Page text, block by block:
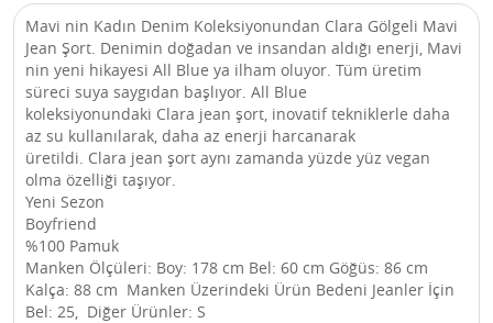
Mavi nin Kadın Denim Koleksiyonundan Clara Gölgeli Mavi
Jean Şort. Denimin doğadan ve insandan aldığı enerji, Mavi
nin yeni hikayesi All Blue ya ilham oluyor. Tüm üretim
süreci suya saygıdan başlıyor. All Blue
koleksiyonundaki Clara jean şort, inovatif tekniklerle daha
az su kullanılarak, daha az enerji harcanarak
üretildi. Clara jean şort aynı zamanda yüzde yüz vegan
olma özelliği taşıyor.
Yeni Sezon
Boyfriend
%100 Pamuk
Manken Ölçüleri: Boy: 178 cm Bel: 60 cm Göğüs: 86 cm
Kalça: 88 cm Manken Üzerindeki Ürün Bedeni Jeanler İçin
Bel: 25, Diğer Ürünler: S